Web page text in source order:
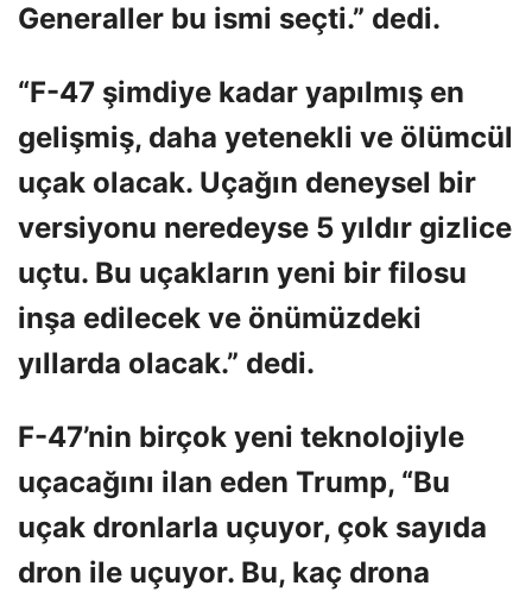
Generaller bu ismi seçti.” dedi.
“F-47 şimdiye kadar yapılmış en
gelişmiş, daha yetenekli ve ölümcül
uçak olacak. Uçağın deneysel bir
versiyonu neredeyse 5 yıldır gizlice
uçtu. Bu uçakların yeni bir filosu
inşa edilecek ve önümüzdeki
yıllarda olacak.” dedi.
F-47’nin birçok yeni teknolojiyle
uçacağını ilan eden Trump, “Bu
uçak dronlarla uçuyor, çok sayıda
dron ile uçuyor. Bu, kaç drona